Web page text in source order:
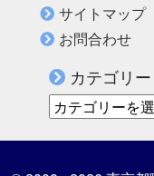
サイトマップ
お問合わせ
カテゴリー
カテゴリー